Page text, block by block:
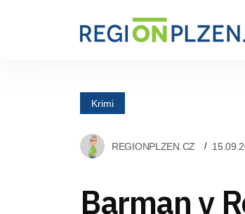
Krimi
REGIONPLZEN.CZ
Barman v